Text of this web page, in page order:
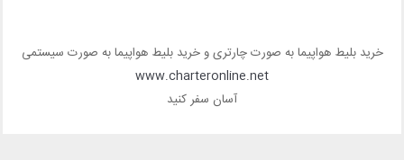
خرید بلیط هواپیما به صورت چارتری و خرید بلیط هواپیما به صورت سیستمی
www.charteronline.net
آسان سفر کنید